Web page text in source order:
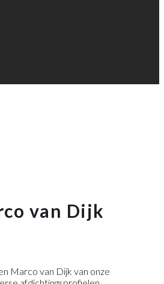
van Dijk
Marco van Dijk van onze